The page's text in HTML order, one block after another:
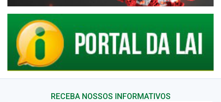
RECEBA NOSSOS INFORMATIVOS